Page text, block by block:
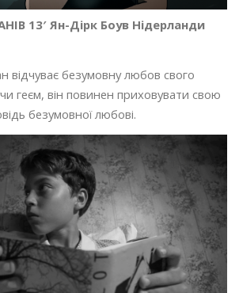
13′ Ян-Дірк Боув Нідерланди
відчуває безумовну любов свого
геєм, він повинен приховувати свою
безумовної любові.